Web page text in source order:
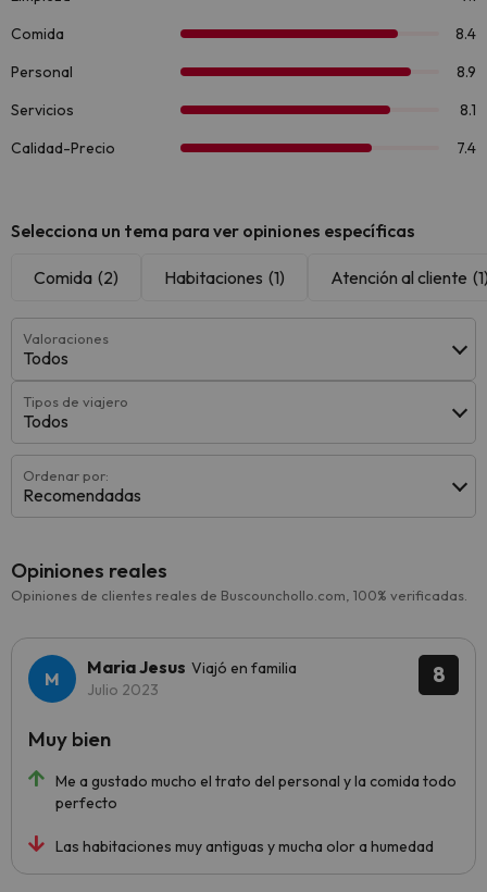
Selecciona un tema para ver opiniones específicas
Comida (2) Habitaciones (1) Atención al cliente
Valoraciones
Todos
Tipos de viajero
Todos
Ordenar por:
Recomendadas
Opiniones reales
Opiniones de clientes reales de Buscounchollo.com, 100% verificadas.
8
Maria Jesus Viajó en familia
Julio 2023
Me a gustado mucho el trato del personal y la comida todo
perfecto
Las habitaciones muy antiguas y mucha olor a humedad
Muy bien